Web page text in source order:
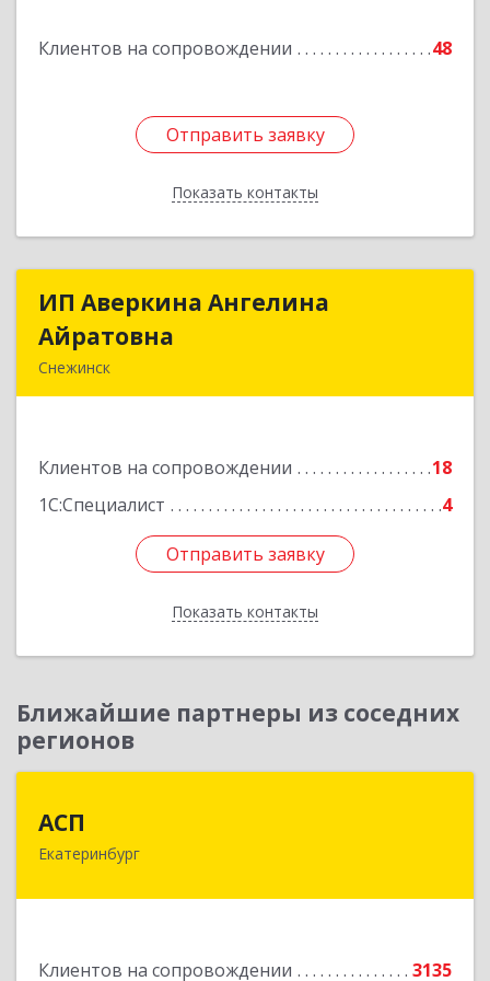
Клиентов на сопровождении 48
Отправить заявку
Показать контакты
Отправить заявку
Назад
ИП Аверкина Ангелина
Айратовна
Снежинск
Клиентов на сопровождении
18
1С:Специалист
4
Отправить заявку
Показать контакты
ИП Аверкина Ангелина
Подробнее
Отправить заявку
Назад
Ближайшие партнеры из соседних
регионов
АСП
Екатеринбург
Клиентов на сопровождении 3135
620075, Свердловская обл, Екатеринбург г,